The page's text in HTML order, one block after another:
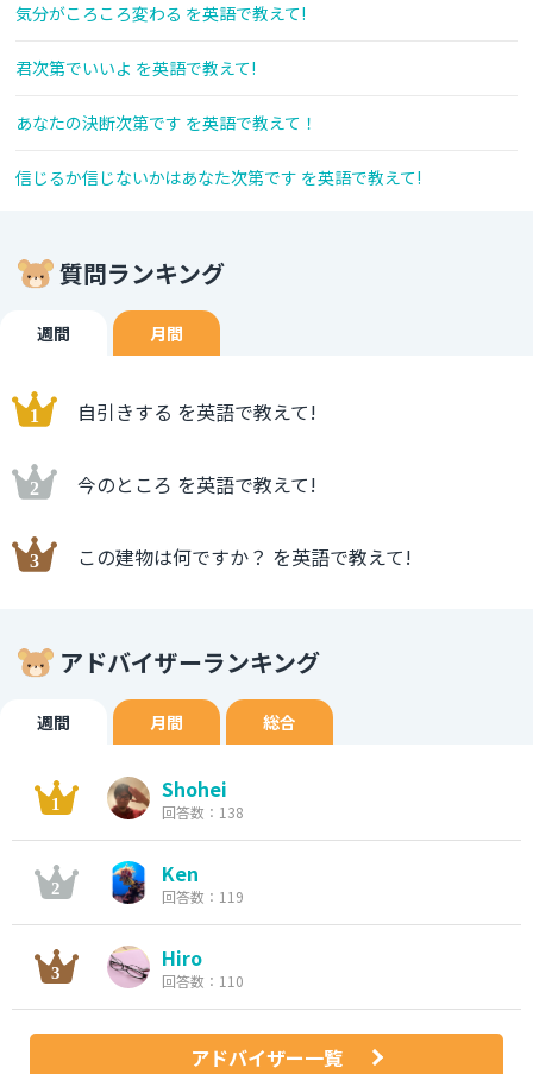
気分がころころ変わる を英語で教えて!
君次第でいいよ を英語で教えて!
あなたの決断次第です を英語で教えて！
信じるか信じないかはあなた次第です を英語で教えて!
質問ランキング
週間 月間
自引きする を英語で教えて!
今のところ を英語で教えて!
この建物は何ですか？ を英語で教えて!
アドバイザーランキング
週間 月間 総合
Shohei
回答数：138
Ken
回答数：119
Hiro
回答数：110
アドバイザー一覧